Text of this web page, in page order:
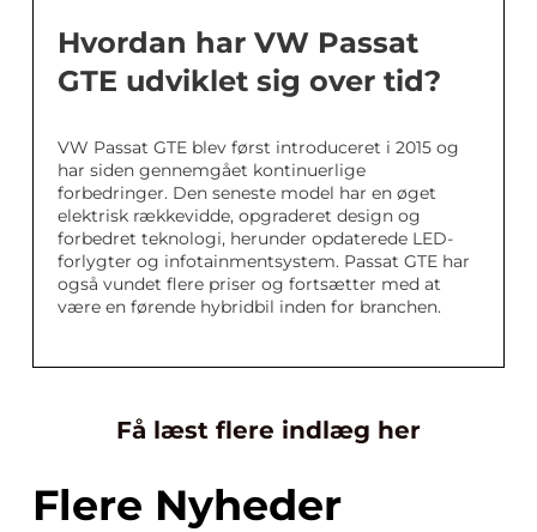
Hvordan har VW Passat
GTE udviklet sig over tid?
VW Passat GTE blev først introduceret i 2015 og
har siden gennemgået kontinuerlige
forbedringer. Den seneste model har en øget
elektrisk rækkevidde, opgraderet design og
forbedret teknologi, herunder opdaterede LED-
forlygter og infotainmentsystem. Passat GTE har
også vundet flere priser og fortsætter med at
være en førende hybridbil inden for branchen.
Få læst flere indlæg her
Flere Nyheder